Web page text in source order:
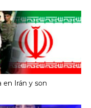
en Irán y son